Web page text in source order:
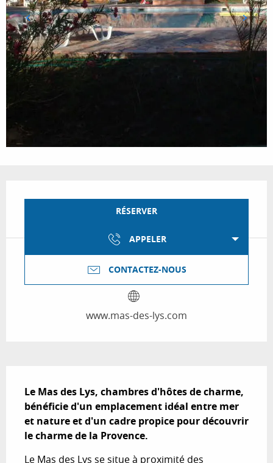
RÉSERVER
APPELER
CONTACTEZ-NOUS
www.mas-des-lys.com
Le Mas des Lys, chambres d'hôtes de charme,
bénéficie d'un emplacement idéal entre mer
et nature et d'un cadre propice pour découvrir
le charme de la Provence.
Le Mas des Lys se situe à proximité des